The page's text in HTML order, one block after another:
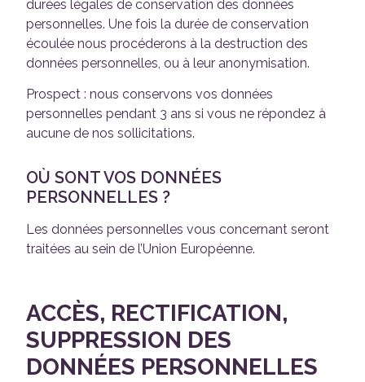
durées légales de conservation des données
personnelles. Une fois la durée de conservation
écoulée nous procéderons à la destruction des
données personnelles, ou à leur anonymisation.
Prospect : nous conservons vos données
personnelles pendant 3 ans si vous ne répondez à
aucune de nos sollicitations.
OÙ SONT VOS DONNÉES
PERSONNELLES ?
Les données personnelles vous concernant seront
traitées au sein de l’Union Européenne.
ACCÈS, RECTIFICATION,
SUPPRESSION DES
DONNÉES PERSONNELLES